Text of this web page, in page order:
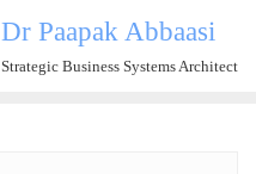
content
Dr Paapak Abbaasi
Strategic Business Systems Architect